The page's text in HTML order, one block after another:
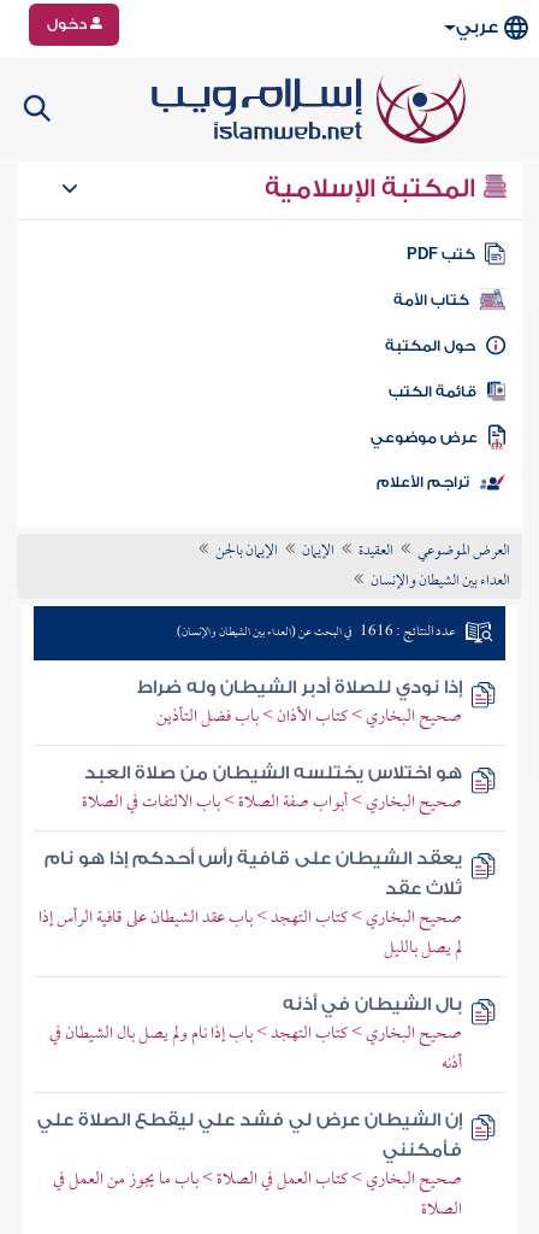
عربي دخول
المكتبة الإسلامية
كتب PDF
كتاب الأمة
المكتبة
الكتب
موضوعي
تراجم الأعلام
العرض الموضوعي العقيدة الإيمان
الإيمان بالجن
العداء بين الشيطان والإنسان
عدد النتائج : 1616 في البحث عن (العداء بين الشيطان والإنسان)
إذا نودي للصلاة أدبر الشيطان وله ضراط
صحيح البخاري > كتاب الأذان > باب فضل التأذين
هو اختلاس يختلسه الشيطان من صلاة العبد
صحيح البخاري > أبواب صفة الصلاة > باب الالتفات في الصلاة
يعقد الشيطان على قافية رأس أحدكم إذا هو نام
ثلاث عقد
صحيح البخاري > كتاب التهجد > باب عقد الشيطان على قافية الرأس إذا
لم يصل بالليل
بال الشيطان في أذنه
صحيح البخاري > كتاب التهجد > باب إذا نام ولم يصل بال الشيطان في
أذنه
إن الشيطان عرض لي فشد علي ليقطع الصلاة علي
فأمكنني
صحيح البخاري > كتاب العمل في الصلاة > باب ما يجوز من العمل في
الصلاة